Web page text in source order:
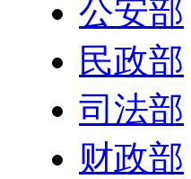
公安部
民政部
司法部
财政部